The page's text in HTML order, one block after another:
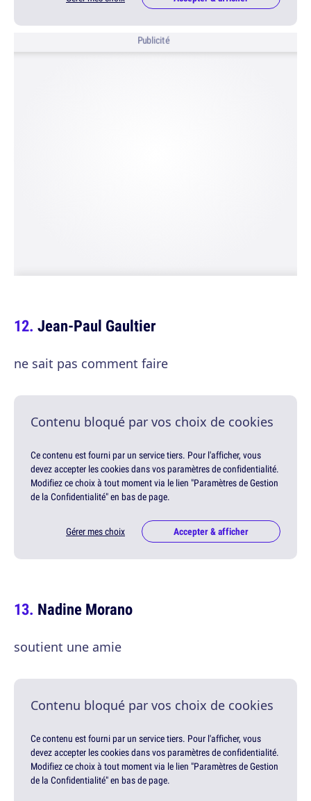
Publicité
Jean-Paul Gaultier
ne sait pas comment faire
Contenu bloqué par vos choix de cookies
Ce contenu est fourni par un service tiers. Pour l'afficher, vous
devez accepter les cookies dans vos paramètres de confidentialité.
Modifiez ce choix à tout moment via le lien "Paramètres de Gestion
de la Confidentialité" en bas de page.
Gérer mes choix Accepter & afficher
Nadine Morano
soutient une amie
Contenu bloqué par vos choix de cookies
Ce contenu est fourni par un service tiers. Pour l'afficher, vous
devez accepter les cookies dans vos paramètres de confidentialité.
Modifiez ce choix à tout moment via le lien "Paramètres de Gestion
de la Confidentialité" en bas de page.